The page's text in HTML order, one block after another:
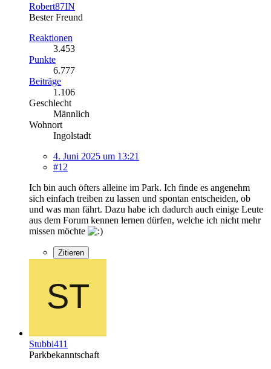
Robert87IN
Bester Freund
Reaktionen
3.453
Punkte
6.777
Beiträge
1.106
Geschlecht
Männlich
Wohnort
Ingolstadt
4. Juni 2025 um 13:21
#12
Ich bin auch öfters alleine im Park. Ich finde es angenehm
sich einfach treiben zu lassen und spontan entscheiden, ob
und was man fährt. Dazu habe ich dadurch auch einige Leute
aus dem Forum kennen lernen dürfen, welche ich nicht mehr
missen möchte
Zitieren
Stubbi411
Parkbekanntschaft